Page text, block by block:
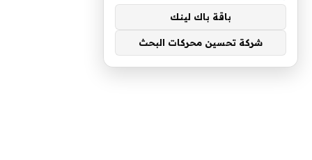
باقة باك لينك
شركة تحسين محركات البحث